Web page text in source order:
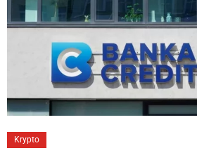
Krypto